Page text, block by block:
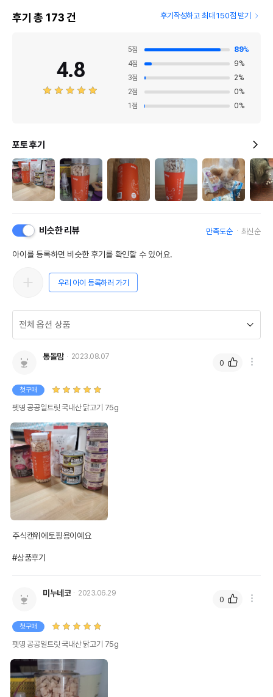
후기 총 173건 후기작성하고 최대 150점 받기
4.8
5점 89%
4점 9%
3점 2%
2점 0%
1 점 0%
포토 후기
2
비슷한 리뷰 만족도순 최신순
아이를 등록하면 비슷한 후기를 확인할 수 있어요.
우리 아이 등록하러 가기
통돌맘 2023.08.07
첫구매
펫띵 공공일트릿 국내산 닭고기 75g
주식캔위에토핑용이예요
#상품후기
0
미누네코 2023.06.29
첫구매
펫띵 공공일트릿 국내산 닭고기 75g
0